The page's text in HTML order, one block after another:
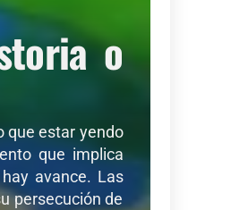
o
que estar yendo
que implica
avance. Las
persecución de